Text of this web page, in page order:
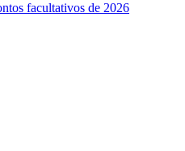
facultativos de 2026